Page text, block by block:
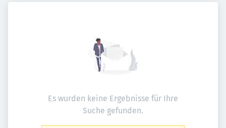
Es wurden keine Ergebnisse für Ihre
Suche gefunden.